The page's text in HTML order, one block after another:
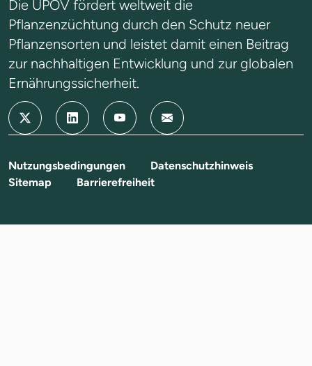
Die UPOV fördert weltweit die
Pflanzenzüchtung durch den Schutz neuer
Pflanzensorten und leistet damit einen Beitrag
zur nachhaltigen Entwicklung und zur globalen
Ernährungssicherheit.
Nutzungsbedingungen
Datenschutzhinweis
Sitemap
Barrierefreiheit